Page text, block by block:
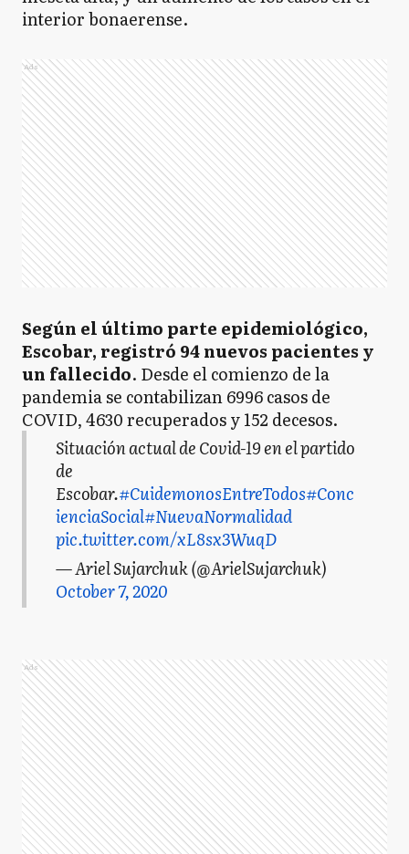
interior bonaerense.
Ads
Según el último parte epidemiológico,
Escobar, registró 94 nuevos pacientes y
un fallecido. Desde el comienzo de la
pandemia se contabilizan 6996 casos de
COVID, 4630 recuperados y 152 decesos.
Situación actual de Covid-19 en el partido
de
Escobar.#CuidemonosEntreTodos#Conc
ienciaSocial#NuevaNormalidad
pic.twitter.com/xL8sx3WuqD
— Ariel Sujarchuk (@ArielSujarchuk)
October 7, 2020
Ads